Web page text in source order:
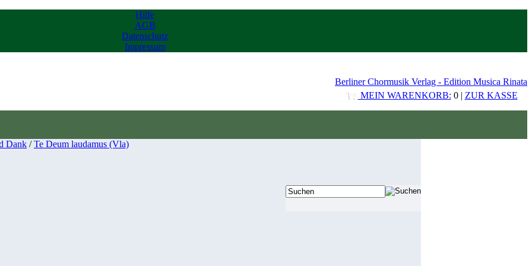
Hilfe
AGB
Datenschutz
Impressum
Berliner Chormusik Verlag - Edition Musica Rinata
MEIN WARENKORB: 0 | ZUR KASSE
Dank /Te Deum laudamus (Vla)